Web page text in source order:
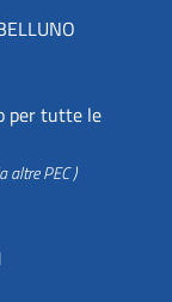
per tutte le
altre PEC )